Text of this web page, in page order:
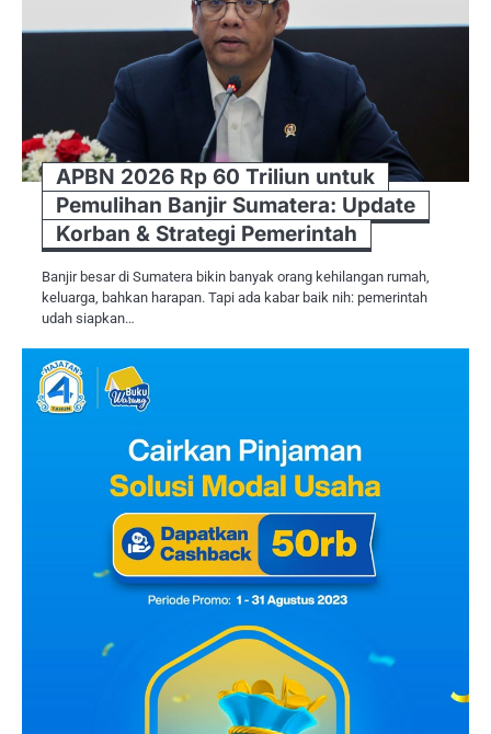
APBN 2026 Rp 60 Triliun untuk
Pemulihan Banjir Sumatera: Update
Korban & Strategi Pemerintah
Banjir besar di Sumatera bikin banyak orang kehilangan rumah,
keluarga, bahkan harapan. Tapi ada kabar baik nih: pemerintah
udah siapkan…